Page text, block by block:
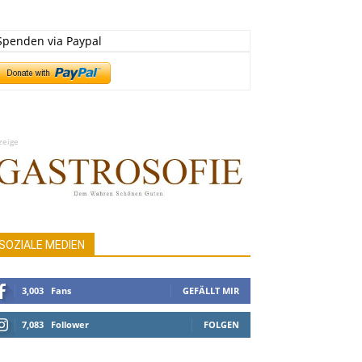
via Paypal
MEDIEN
3,003 Fans GEFÄLLT MIR
7,083 Follower FOLGEN